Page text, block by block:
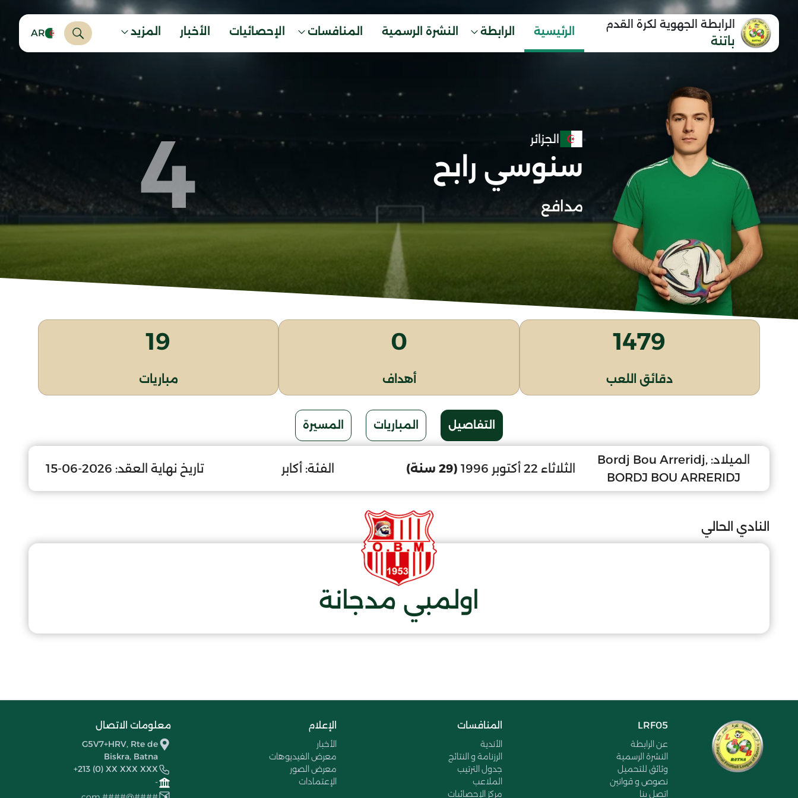
الرابطة الجهوية لكرة القدم
باتنة
الرئيسية الرابطة النشرة الرسمية المنافسات الإحصائيات الأخبار المزيد AR
الجزائر
سنوسي رابح
مدافع 4
1479
دقائق اللعب
0
أهداف
19
مباريات
التفاصيل المباريات المسيرة
الميلاد: Bordj Bou Arreridj,
BORDJ BOU ARRERIDJ
الثلاثاء 22 أكتوبر 1996 (29 سنة) الفئة: أكابر تاريخ نهاية العقد: 2026-06-15
النادي الحالي
اولمبي مدجانة
LRF05
عن الرابطة
النشرة الرسمية
وثائق للتحميل
نصوص و قوانين
اتصل بنا
المنافسات
الأندية
الرزنامة و النتائج
جدول الترتيب
الملاعب
مركز الإحصائيات
الإعلام
الأخبار
معرض الفيديوهات
معرض الصور
الإعتمادات
معلومات الاتصال
G5V7+HRV, Rte de
Biskra, Batna
+213 (0) XX XXX XXX
-